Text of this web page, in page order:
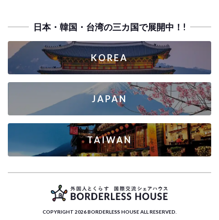
日本・韓国・台湾の三カ国で展開中！!
KOREA
JAPAN
TAIWAN
COPYRIGHT 2026 BORDERLESS HOUSE ALL RESERVED.